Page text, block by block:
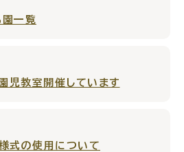
園一覧
児教室開催しています
様式の使用について